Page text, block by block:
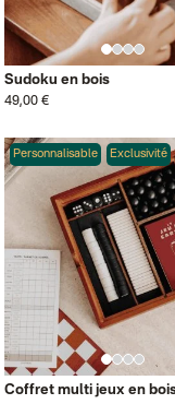
Sudoku en bois
49,00 €
Personnalisable Exclusivité
Coffret multi jeux en